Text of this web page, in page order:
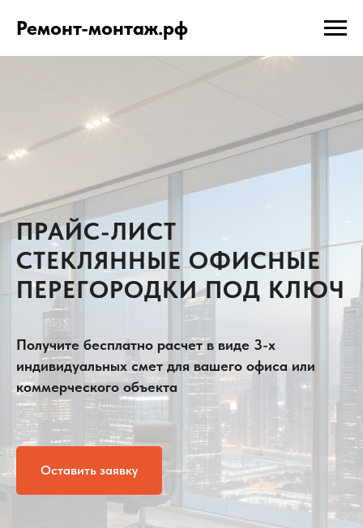
Ремонт-монтаж.рф
ПРАЙС-ЛИСТ
СТЕКЛЯННЫЕ ОФИСНЫЕ
ПЕРЕГОРОДКИ ПОД КЛЮЧ
Получите бесплатно расчет в виде 3-х
индивидуальных смет для вашего офиса или
коммерческого объекта
Оставить заявку